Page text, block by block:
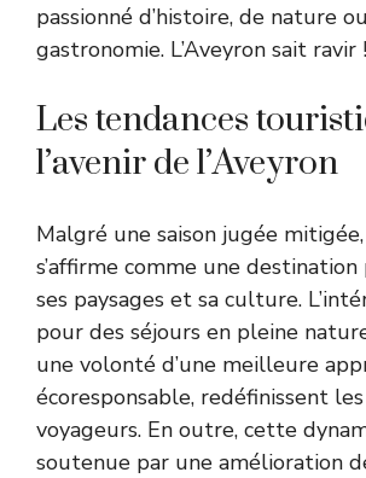
passionné d’histoire, de nature
gastronomie. L’Aveyron sait ravir !
Les tendances
l’avenir de l’Aveyron
Malgré une saison jugée mitigée,
s’affirme comme une
ses paysages et sa culture.
pour des séjours en pleine
une volonté d’une meilleure
écoresponsable, redéfinissent
voyageurs. En outre, cette
soutenue par une amélioration